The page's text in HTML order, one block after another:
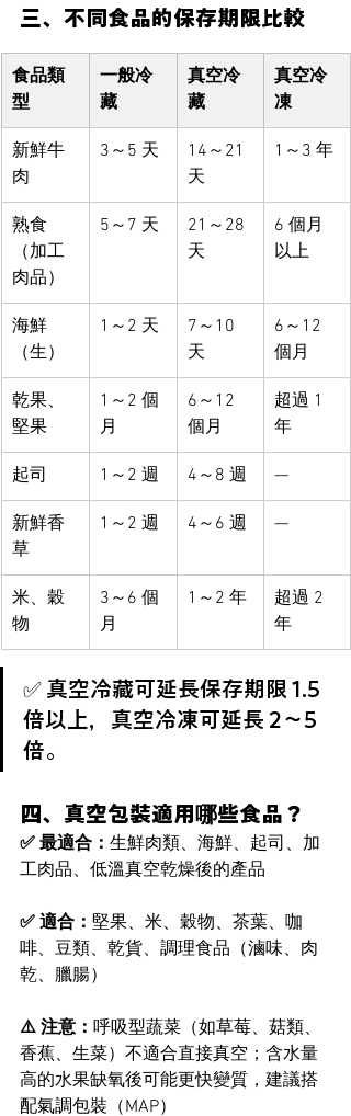
三、不同食品的保存期限比較
食品類
型
一般冷
藏
真空冷
藏
真空冷
凍
新鮮牛
肉
3～5 天
14～21
天
1～3 年
熟食
（加工
肉品）
5～7 天
21～28
天
6 個月
以上
海鮮
（生）
1～2 天
7～10
天
6～12
個月
乾果、
堅果
1～2 個
月
6～12
個月
超過 1
年
起司 1～2 週 4～8 週 —
新鮮香
草
1～2 週 4～6 週 —
米、穀
物
3～6 個
月
1～2 年
超過 2
年
✅ 真空冷藏可延長保存期限 1.5
倍以上，真空冷凍可延長 2～5
倍。
四、真空包裝適用哪些食品？
✅ 最適合： 生鮮肉類、海鮮、起司、加
工肉品、低溫真空乾燥後的產品
✅ 適合： 堅果、米、穀物、茶葉、咖
啡、豆類、乾貨、調理食品（滷味、肉
乾、臘腸）
⚠️ 注意： 呼吸型蔬菜（如草莓、菇類、
香蕉、生菜）不適合直接真空；含水量
高的水果缺氧後可能更快變質，建議搭
配氣調包裝（MAP）